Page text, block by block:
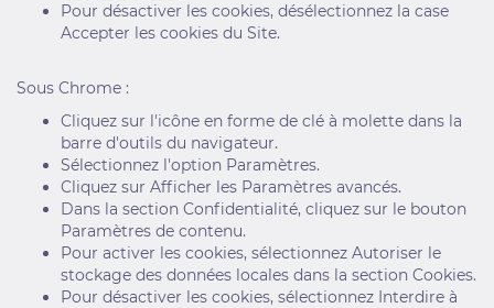
Pour désactiver les cookies, désélectionnez la case
Accepter les cookies du Site.
Sous Chrome :
Cliquez sur l'icône en forme de clé à molette dans la
barre d'outils du navigateur.
Sélectionnez l'option Paramètres.
Cliquez sur Afficher les Paramètres avancés.
Dans la section Confidentialité, cliquez sur le bouton
Paramètres de contenu.
Pour activer les cookies, sélectionnez Autoriser le
stockage des données locales dans la section Cookies.
Pour désactiver les cookies, sélectionnez Interdire à